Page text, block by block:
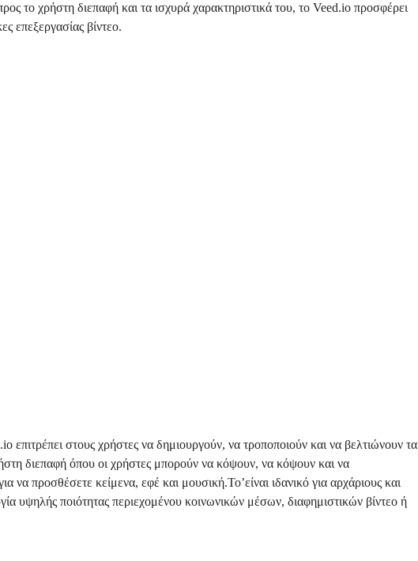
το χρήστη διεπαφή και τα ισχυρά χαρακτηριστικά του, το Veed.io προσφέρει
επεξεργασίας βίντεο.
επιτρέπει στους χρήστες να δημιουργούν, να τροποποιούν και να βελτιώνουν τα
διεπαφή όπου οι χρήστες μπορούν να κόψουν, να κόψουν και να
να προσθέσετε κείμενα, εφέ και μουσική.Το’είναι ιδανικό για αρχάριους και
υψηλής ποιότητας περιεχομένου κοινωνικών μέσων, διαφημιστικών βίντεο ή